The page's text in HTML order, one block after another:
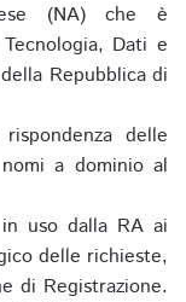
(NA) che è
Dati e
Repubblica di
delle
a dominio al
uso dalla RA ai
delle richieste,
di Registrazione.